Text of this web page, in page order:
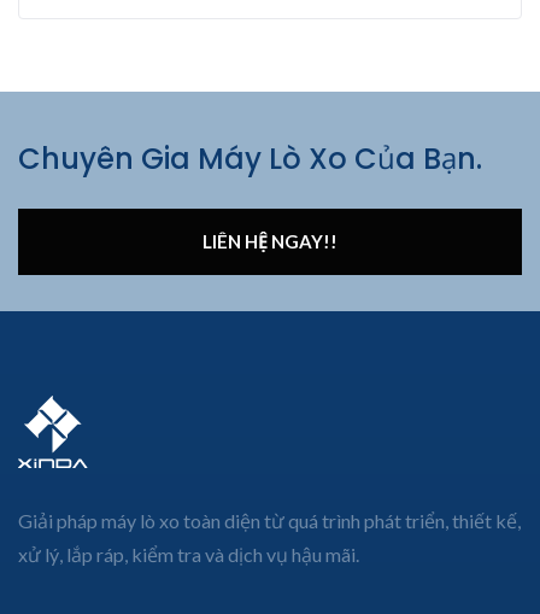
Chuyên Gia Máy Lò Xo Của Bạn.
LIÊN HỆ NGAY!!
Giải pháp máy lò xo toàn diện từ quá trình phát triển, thiết kế,
xử lý, lắp ráp, kiểm tra và dịch vụ hậu mãi.